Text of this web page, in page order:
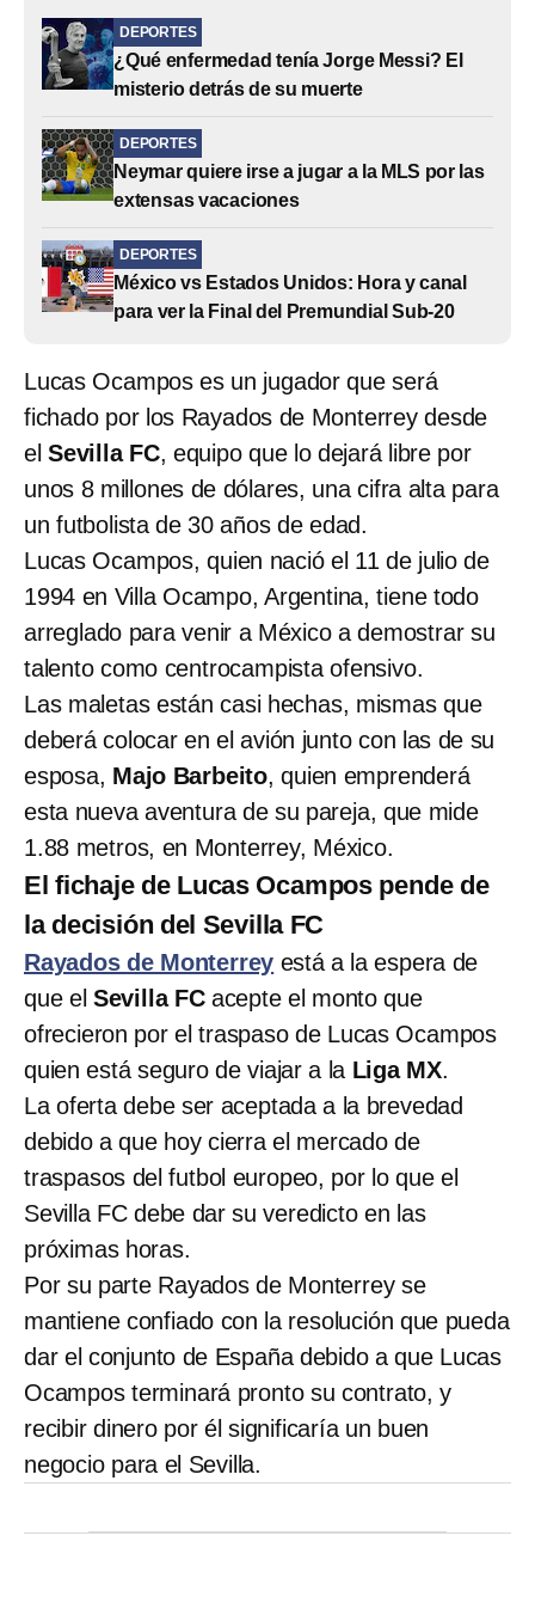
DEPORTES
¿Qué enfermedad tenía Jorge Messi? El
misterio detrás de su muerte
DEPORTES
Neymar quiere irse a jugar a la MLS por las
extensas vacaciones
DEPORTES
México vs Estados Unidos: Hora y canal
para ver la Final del Premundial Sub-20
Lucas Ocampos es un jugador que será
fichado por los Rayados de Monterrey desde
el Sevilla FC, equipo que lo dejará libre por
unos 8 millones de dólares, una cifra alta para
un futbolista de 30 años de edad.
Lucas Ocampos, quien nació el 11 de julio de
1994 en Villa Ocampo, Argentina, tiene todo
arreglado para venir a México a demostrar su
talento como centrocampista ofensivo.
Las maletas están casi hechas, mismas que
deberá colocar en el avión junto con las de su
esposa, Majo Barbeito, quien emprenderá
esta nueva aventura de su pareja, que mide
1.88 metros, en Monterrey, México.
El fichaje de Lucas Ocampos pende de
la decisión del Sevilla FC
Rayados de Monterrey está a la espera de
que el Sevilla FCacepte el monto que
ofrecieron por el traspaso de Lucas Ocampos
quien está seguro de viajar a la Liga MX.
La oferta debe ser aceptada a la brevedad
debido a que hoy cierra el mercado de
traspasos del futbol europeo, por lo que el
Sevilla FC debe dar su veredicto en las
próximas horas.
Por su parte Rayados de Monterrey se
mantiene confiado con la resolución que pueda
dar el conjunto de España debido a que Lucas
Ocampos terminará pronto su contrato, y
recibir dinero por él significaría un buen
negocio para el Sevilla.